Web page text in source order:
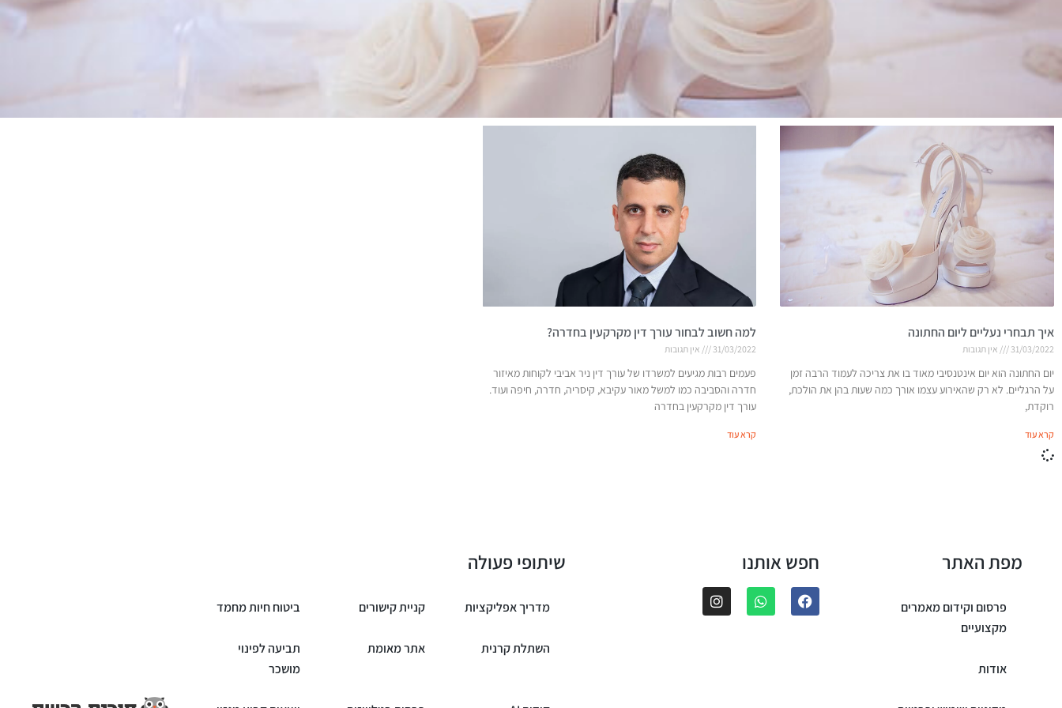
איך תבחרי נעליים ליום החתונה
31/03/2022 אין תגובות
יום החתונה הוא יום אינטנסיבי מאוד בו את צריכה לעמוד הרבה זמן
על הרגליים. לא רק שהאירוע עצמו אורך כמה שעות בהן את הולכת,
רוקדת,
קרא עוד
למה חשוב לבחור עורך דין מקרקעין בחדרה?
31/03/2022 אין תגובות
פעמים רבות מגיעים למשרדו של עורך דין ניר אביבי לקוחות מאיזור
חדרה והסביבה כמו למשל מאור עקיבא, קיסריה, חדרה, חיפה ועוד.
עורך דין מקרקעין בחדרה
קרא עוד
מפת האתר
פרסום וקידום מאמרים
מקצועיים
אודות
חפש אותנו שיתופי פעולה
מדריך אפליקציות קניית קישורים ביטוח חיות מחמד
השתלת קרנית אתר מאומת
תביעה לפינוי
מושכר